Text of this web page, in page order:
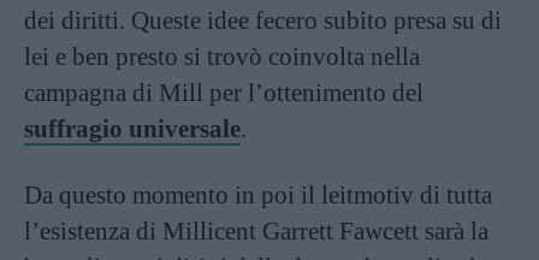
dei diritti. Queste idee fecero subito presa su di
lei e ben presto si trovò coinvolta nella
campagna di Mill per l’ottenimento del
suffragio universale.
Da questo momento in poi il leitmotiv di tutta
l’esistenza di Millicent Garrett Fawcett sarà la